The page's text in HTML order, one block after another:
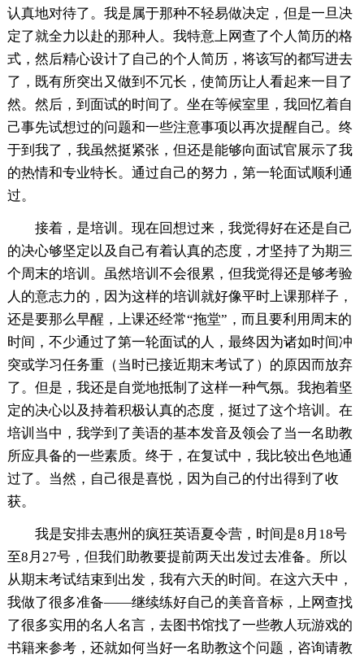
认真地对待了。我是属于那种不轻易做决定，但是一旦决
定了就全力以赴的那种人。我特意上网查了个人简历的格
式，然后精心设计了自己的个人简历，将该写的都写进去
了，既有所突出又做到不冗长，使简历让人看起来一目了
然。然后，到面试的时间了。坐在等候室里，我回忆着自
己事先试想过的问题和一些注意事项以再次提醒自己。终
于到我了，我虽然挺紧张，但还是能够向面试官展示了我
的热情和专业特长。通过自己的努力，第一轮面试顺利通
过。
接着，是培训。现在回想过来，我觉得好在还是自己
的决心够坚定以及自己有着认真的态度，才坚持了为期三
个周末的培训。虽然培训不会很累，但我觉得还是够考验
人的意志力的，因为这样的培训就好像平时上课那样子，
还是要那么早醒，上课还经常“拖堂”，而且要利用周末的
时间，不少通过了第一轮面试的人，最终因为诸如时间冲
突或学习任务重（当时已接近期末考试了）的原因而放弃
了。但是，我还是自觉地抵制了这样一种气氛。我抱着坚
定的决心以及持着积极认真的态度，挺过了这个培训。在
培训当中，我学到了美语的基本发音及领会了当一名助教
所应具备的一些素质。终于，在复试中，我比较出色地通
过了。当然，自己很是喜悦，因为自己的付出得到了收
获。
我是安排去惠州的疯狂英语夏令营，时间是8月18号
至8月27号，但我们助教要提前两天出发过去准备。所以
从期末考试结束到出发，我有六天的时间。在这六天中，
我做了很多准备——继续练好自己的美音音标，上网查找
了很多实用的名人名言，去图书馆找了一些教人玩游戏的
书籍来参考，还就如何当好一名助教这个问题，咨询请教